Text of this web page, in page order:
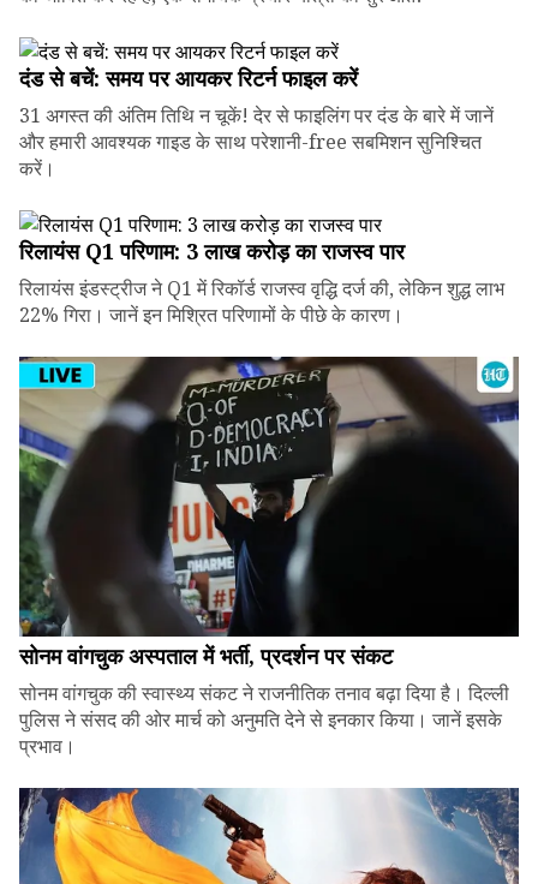
दंड से बचें: समय पर आयकर रिटर्न फाइल करें
31 अगस्त की अंतिम तिथि न चूकें! देर से फाइलिंग पर दंड के बारे में जानें
और हमारी आवश्यक गाइड के साथ परेशानी-free सबमिशन सुनिश्चित
करें।
रिलायंस Q1 परिणाम: ₹3 लाख करोड़ का राजस्व पार
रिलायंस इंडस्ट्रीज ने Q1 में रिकॉर्ड राजस्व वृद्धि दर्ज की, लेकिन शुद्ध लाभ
22% गिरा। जानें इन मिश्रित परिणामों के पीछे के कारण।
सोनम वांगचुक अस्पताल में भर्ती, प्रदर्शन पर संकट
सोनम वांगचुक की स्वास्थ्य संकट ने राजनीतिक तनाव बढ़ा दिया है। दिल्ली
पुलिस ने संसद की ओर मार्च को अनुमति देने से इनकार किया। जानें इसके
प्रभाव।